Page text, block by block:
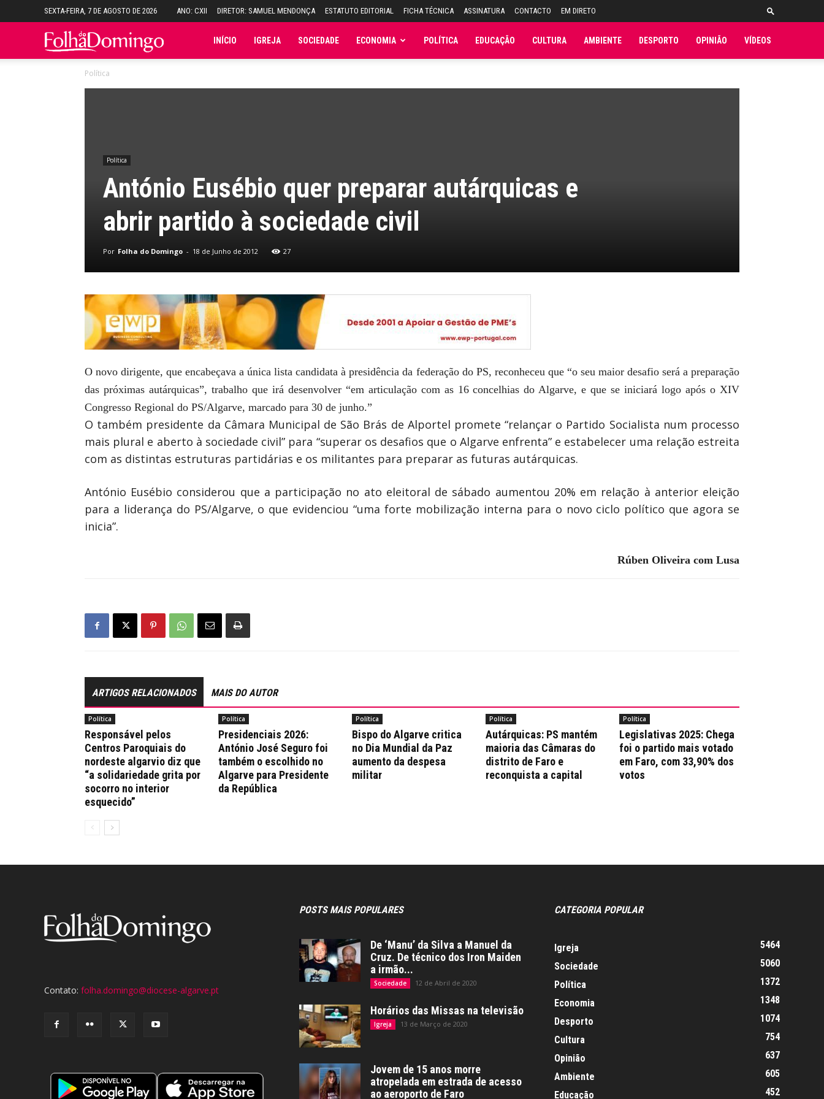
SEXTA-FEIRA, 7 DE AGOSTO DE 2026 ANO: CXII DIRETOR: SAMUEL MENDONÇA ESTATUTO EDITORIAL FICHA TÉCNICA ASSINATURA CONTACTO EM DIRETO
Folha INÍCIO IGREJA SOCIEDADE ECONOMIA POLÍTICA EDUCAÇÃO CULTURA AMBIENTE DESPORTO OPINIÃO VÍDEOS
Política
Política
António Eusébio quer preparar autárquicas e
abrir partido à sociedade civil
Por Folha do Domingo - 18 de Junho de 2012 27
O novo dirigente, que encabeçava a única lista candidata à presidência da federação do PS, reconheceu que “o seu maior desafio será a preparação
das próximas autárquicas”, trabalho que irá desenvolver “em articulação com as 16 concelhias do Algarve, e que se iniciará logo após o XIV
Congresso Regional do PS/Algarve, marcado para 30 de junho.”
O também presidente da Câmara Municipal de São Brás de Alportel promete “relançar o Partido Socialista num processo
mais plural e aberto à sociedade civil” para “superar os desafios que o Algarve enfrenta” e estabelecer uma relação estreita
com as distintas estruturas partidárias e os militantes para preparar as futuras autárquicas.
António Eusébio considerou que a participação no ato eleitoral de sábado aumentou 20% em relação à anterior eleição
para a liderança do PS/Algarve, o que evidenciou “uma forte mobilização interna para o novo ciclo político que agora se
inicia”.
Rúben Oliveira com Lusa
ARTIGOS RELACIONADOS MAIS DO AUTOR
Política
Responsável pelos
Centros Paroquiais do
nordeste algarvio diz que
“a solidariedade grita por
socorro no interior
esquecido”
Política
Presidenciais 2026:
António José Seguro foi
também o escolhido no
Algarve para Presidente
da República
Política
Bispo do Algarve critica
no Dia Mundial da Paz
aumento da despesa
militar
Política
Autárquicas: PS mantém
maioria das Câmaras do
distrito de Faro e
reconquista a capital
Política
Legislativas 2025: Chega
foi o partido mais votado
em Faro, com 33,90% dos
votos
Contato: folha.domingo@diocese-algarve.pt
POSTS MAIS POPULARES
De ‘Manu’ da Silva a Manuel da
Cruz. De técnico dos Iron Maiden
a irmão...
Sociedade 12 de Abril de 2020
Horários das Missas na televisão
Igreja 13 de Março de 2020
Jovem de 15 anos morre
atropelada em estrada de acesso
ao aeroporto de Faro
CATEGORIA POPULAR
Igreja
5464
Sociedade
5060
Política
1372
Economia
1348
Desporto
1074
Cultura
754
Opinião
637
Ambiente
605
Educação
452